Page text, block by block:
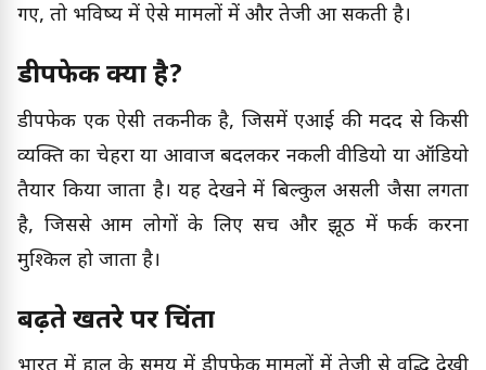
गए, तो भविष्य में ऐसे मामलों में और तेजी आ सकती है।
डीपफेक क्या है?
डीपफेक एक ऐसी तकनीक है, जिसमें एआई की मदद से किसी
व्यक्ति का चेहरा या आवाज बदलकर नकली वीडियो या ऑडियो
तैयार किया जाता है। यह देखने में बिल्कुल असली जैसा लगता
है, जिससे आम लोगों के लिए सच और झूठ में फर्क करना
मुश्किल हो जाता है।
बढ़ते खतरे पर चिंता